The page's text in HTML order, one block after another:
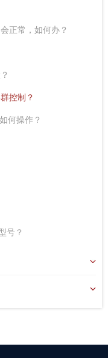
正常，如何办？
控制？
何操作？
号？